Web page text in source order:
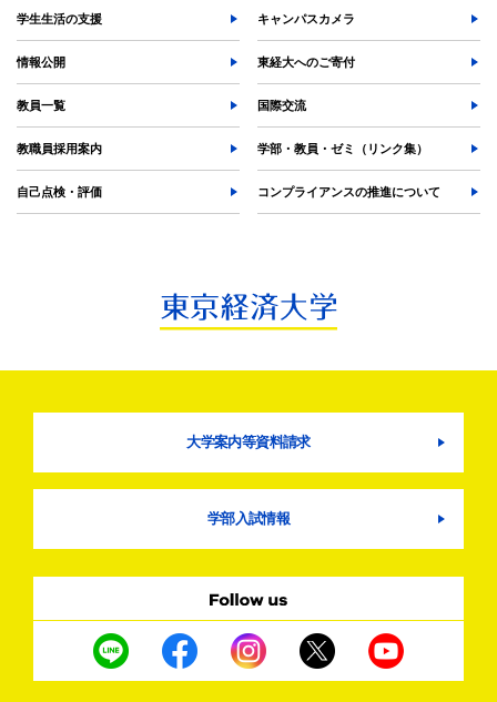
学生生活の支援 キャンパスカメラ
情報公開 東経大へのご寄付
教員一覧 国際交流
教職員採用案内 学部・教員・ゼミ（リンク集）
自己点検・評価 コンプライアンスの推進について
大学案内等資料請求
学部入試情報